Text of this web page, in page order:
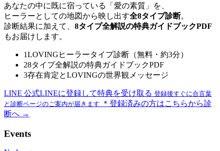
あなたの中に既に宿っている「愛の素質」を、
ヒーラーとしての地図から映し出す全8タイプ診断。
診断結果に加えて、 8タイプ全解説の特典ガイドブックPDF
もお届けします。
1LOVINGヒーラータイプ診断（無料・約3分）
28タイプ全解説の特典ガイドブックPDF
3存在肯定とLOVINGの世界観メッセージ
LINE 公式LINEに登録して特典を受け取る 登録後すぐに合言葉
と診断ページのご案内が届きます
＊登録済みの方はこちらから診
断へ →
Events